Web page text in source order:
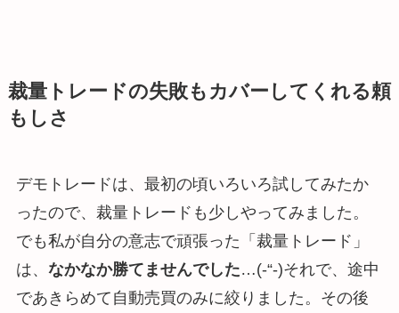
裁量トレードの失敗もカバーしてくれる頼
もしさ
デモトレードは、最初の頃いろいろ試してみたか
ったので、裁量トレードも少しやってみました。
でも私が自分の意志で頑張った「裁量トレード」
は、 なかなか勝てませんでした…(-“-)それで、途中
であきらめて自動売買のみに絞りました。その後